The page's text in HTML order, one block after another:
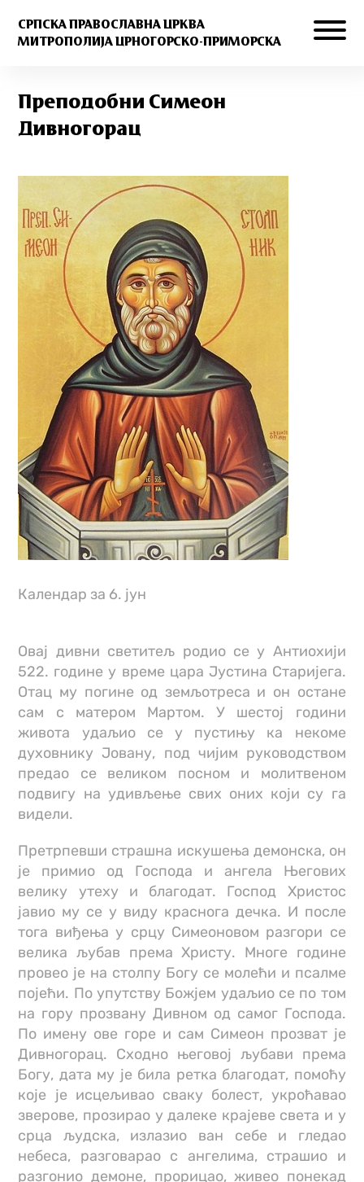
СРПСКА ПРАВОСЛАВНА ЦРКВА
МИТРОПОЛИЈА ЦРНОГОРСКО-ПРИМОРСКА
Преподобни Симеон
Дивногорац
Календар за 6. јун
Овај дивни светитељ родио се у Антиохији
522. године у време цара Јустина Старијега.
Отац му погине од земљотреса и он остане
сам с матером Мартом. У шестој години
живота удаљио се у пустињу ка некоме
духовнику Јовану, под чијим руководством
предао се великом посном и молитвеном
подвигу на удивљење свих оних који су га
видели.
Претрпевши страшна искушења демонска, он
је примио од Господа и ангела Његових
велику утеху и благодат. Господ Христос
јавио му се у виду краснога дечка. И после
тога виђења у срцу Симеоновом разгори се
велика љубав према Христу. Многе године
провео је на столпу Богу се молећи и псалме
појећи. По упутству Божјем удаљио се по том
на гору прозвану Дивном од самог Господа.
По имену ове горе и сам Симеон прозват је
Дивногорац. Сходно његовој љубави према
Богу, дата му је била ретка благодат, помоћу
које је исцељивао сваку болест, укроћавао
зверове, прозирао у далеке крајеве света и у
срца људска, излазио ван себе и гледао
небеса, разговарао с ангелима, страшио и
разгонио демоне, прорицао, живео понекад